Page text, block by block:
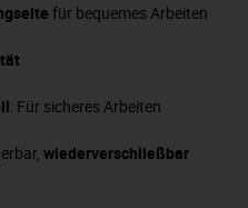
für bequemes Arbeiten
: Für sicheres Arbeiten
wiederverschließbar